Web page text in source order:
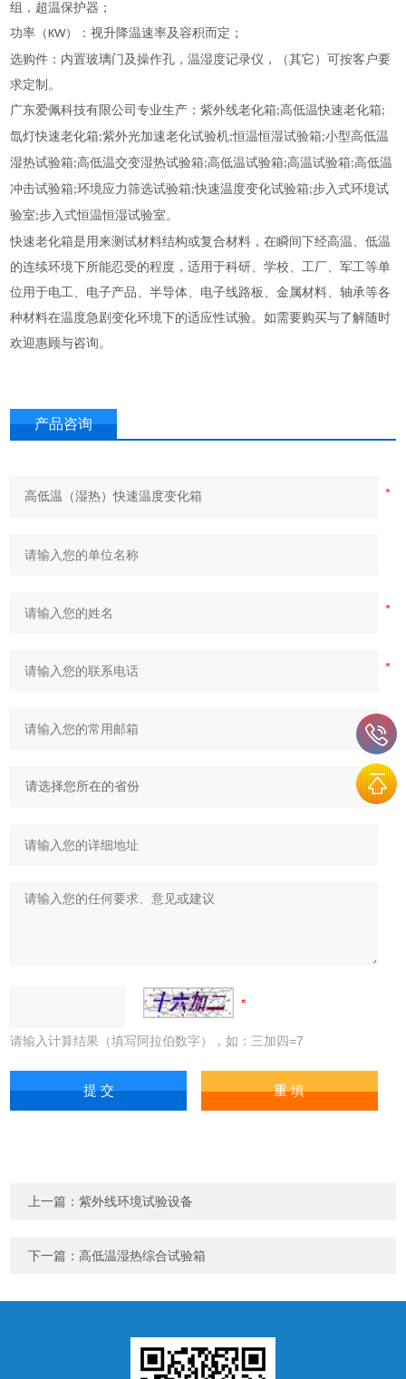
组，超温保护器；
功率（KW）：视升降温速率及容积而定；
选购件：内置玻璃门及操作孔，温湿度记录仪，（其它）可按客户要
求定制。
广东爱佩科技有限公司专业生产：紫外线老化箱;高低温快速老化箱;
氙灯快速老化箱;紫外光加速老化试验机;恒温恒湿试验箱;小型高低温
湿热试验箱;高低温交变湿热试验箱;高低温试验箱;高温试验箱;高低温
冲击试验箱;环境应力筛选试验箱;快速温度变化试验箱;步入式环境试
验室;步入式恒温恒湿试验室。
快速老化箱是用来测试材料结构或复合材料，在瞬间下经高温、低温
的连续环境下所能忍受的程度，适用于科研、学校、工厂、军工等单
位用于电工、电子产品、半导体、电子线路板、金属材料、轴承等各
种材料在温度急剧变化环境下的适应性试验。如需要购买与了解随时
欢迎惠顾与咨询。
产品咨询
请输入计算结果（填写阿拉伯数字），如：三加四=7
上一篇：紫外线环境试验设备
下一篇：高低温湿热综合试验箱